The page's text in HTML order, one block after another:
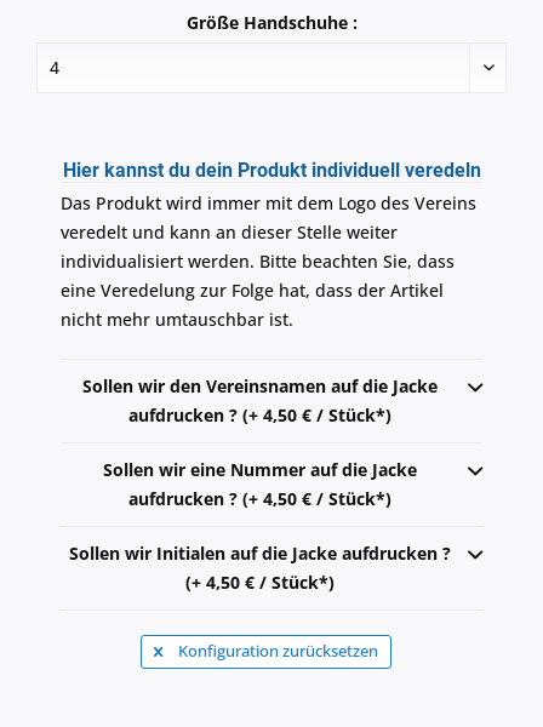
Größe Handschuhe :
Hier kannst du dein Produkt individuell veredeln
Das Produkt wird immer mit dem Logo des Vereins
veredelt und kann an dieser Stelle weiter
individualisiert werden. Bitte beachten Sie, dass
eine Veredelung zur Folge hat, dass der Artikel
nicht mehr umtauschbar ist.
Sollen wir den Vereinsnamen auf die Jacke
aufdrucken ? (+ 4,50 € / Stück*)
Sollen wir eine Nummer auf die Jacke
aufdrucken ? (+ 4,50 € / Stück*)
Sollen wir Initialen auf die Jacke aufdrucken ?
(+ 4,50 € / Stück*)
Konfiguration zurücksetzen